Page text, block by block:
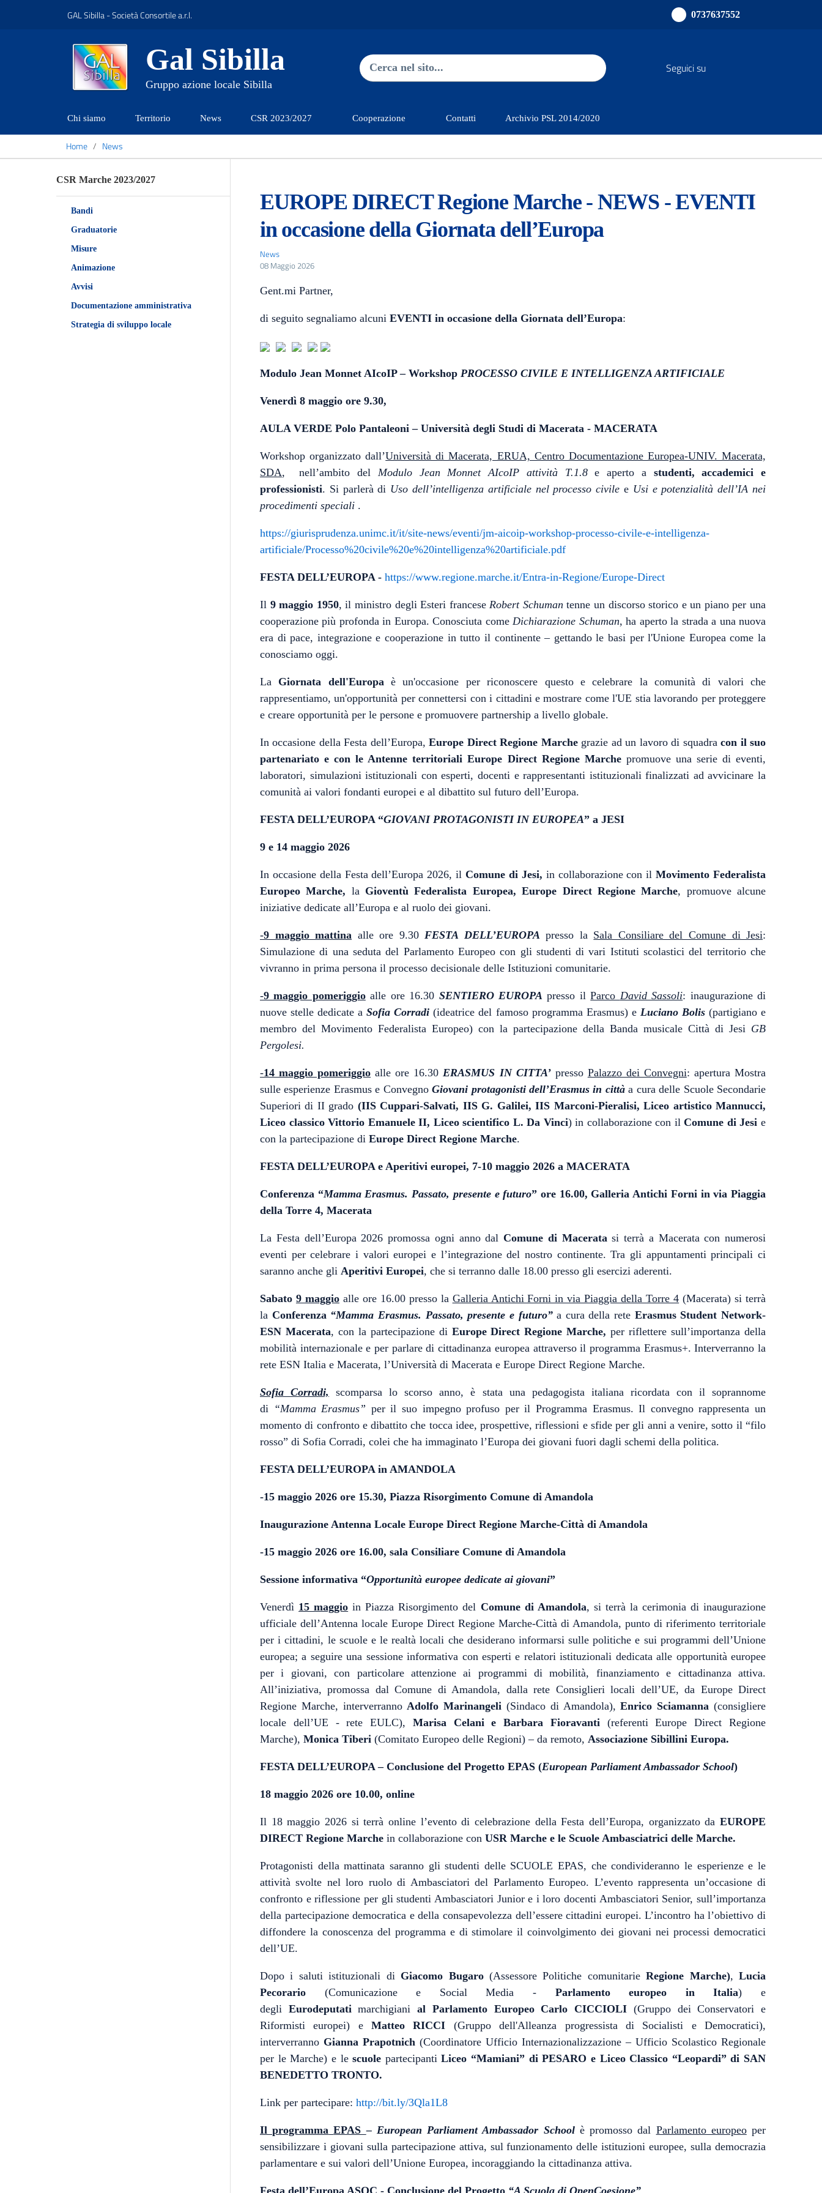
GAL Sibilla - Società Consortile a.r.l. 0737637552
Gal Sibilla
Gruppo azione locale Sibilla Ricerca nel sito
Seguici su
Chi siamo Territorio News CSR 2023/2027 Cooperazione Contatti Archivio PSL 2014/2020
Home News
CSR Marche 2023/2027
Bandi
Graduatorie
Misure
Animazione
Avvisi
Documentazione amministrativa
Strategia di sviluppo locale
EUROPE DIRECT Regione Marche - NEWS - EVENTI
in occasione della Giornata dell’Europa
News
08 Maggio 2026
Gent.mi Partner,
di seguito segnaliamo alcuni EVENTI in occasione della Giornata dell’Europa:
Modulo Jean Monnet AIcoIP – Workshop PROCESSO CIVILE E INTELLIGENZA ARTIFICIALE
Venerdì 8 maggio ore 9.30,
AULA VERDE Polo Pantaleoni – Università degli Studi di Macerata - MACERATA
Workshop organizzato dall’Università di Macerata, ERUA, Centro Documentazione Europea-UNIV. Macerata,
SDA, nell’ambito del Modulo Jean Monnet AIcoIP attività T.1.8e aperto a studenti, accademici e
professionisti. Si parlerà di Uso dell’intelligenza artificiale nel processo civile e Usi e potenzialità dell’IA nei
procedimenti speciali .
https://giurisprudenza.unimc.it/it/site-news/eventi/jm-aicoip-workshop-processo-civile-e-intelligenza-
artificiale/Processo%20civile%20e%20intelligenza%20artificiale.pdf
FESTA DELL’EUROPA - https://www.regione.marche.it/Entra-in-Regione/Europe-Direct
Il 9 maggio 1950, il ministro degli Esteri franceseRobert Schuman tenne un discorso storico e un piano per una
cooperazione più profonda in Europa. Conosciuta comeDichiarazione Schuman, ha aperto la strada a una nuova
era di pace, integrazione e cooperazione in tutto il continente – gettando le basi per l'Unione Europea come la
conosciamo oggi.
La Giornata dell'Europaè un'occasione per riconoscere questo e celebrare la comunità di valori che
rappresentiamo, un'opportunità per connettersi con i cittadini e mostrare come l'UE stia lavorando per proteggere
e creare opportunità per le persone e promuovere partnership a livello globale.
In occasione della Festa dell’Europa,Europe Direct Regione Marche grazie ad un lavoro di squadracon il suo
partenariato e con le Antenne territoriali Europe Direct Regione Marchepromuove una serie di eventi,
laboratori, simulazioni istituzionali con esperti, docenti e rappresentanti istituzionali finalizzati ad avvicinare la
comunità ai valori fondanti europei e al dibattito sul futuro dell’Europa.
FESTA DELL’EUROPA “GIOVANI PROTAGONISTI IN EUROPEA” a JESI
9 e 14 maggio 2026
In occasione della Festa dell’Europa 2026, il Comune di Jesi, in collaborazione con il Movimento Federalista
Europeo Marche, la Gioventù Federalista Europea, Europe Direct Regione Marche, promuove alcune
iniziative dedicate all’Europa e al ruolo dei giovani.
-9 maggio mattina alle ore 9.30FESTA DELL’EUROPApresso la Sala Consiliare del Comune di Jesi:
Simulazione di una seduta del Parlamento Europeo con gli studenti di vari Istituti scolastici del territorio che
vivranno in prima persona il processo decisionale delle Istituzioni comunitarie.
-9 maggio pomeriggioalle ore 16.30 SENTIERO EUROPA presso ilParco David Sassoli: inaugurazione di
nuove stelle dedicate aSofia Corradi (ideatrice del famoso programma Erasmus) e Luciano Bolis(partigiano e
membro del Movimento Federalista Europeo) con la partecipazione della Banda musicale Città di Jesi GB
Pergolesi.
-14 maggio pomeriggio alle ore 16.30ERASMUS IN CITTA’ presso Palazzo dei Convegni: apertura Mostra
sulle esperienze Erasmus e ConvegnoGiovani protagonisti dell’Erasmus in cittàa cura delle Scuole Secondarie
Superiori di II grado (IIS Cuppari-Salvati, IIS G. Galilei, IIS Marconi-Pieralisi, Liceo artistico Mannucci,
Liceo classico Vittorio Emanuele II, Liceo scientifico L. Da Vinci) in collaborazione con il Comune di Jesi e
con la partecipazione di Europe Direct Regione Marche.
FESTA DELL’EUROPA e Aperitivi europei, 7-10 maggio 2026 a MACERATA
Conferenza “Mamma Erasmus. Passato, presente e futuro” ore 16.00, Galleria Antichi Forni in via Piaggia
della Torre 4, Macerata
La Festa dell’Europa 2026 promossa ogni anno dal Comune di Maceratasi terrà a Macerata con numerosi
eventi per celebrare i valori europei e l’integrazione del nostro continente. Tra gli appuntamenti principali ci
saranno anche gli Aperitivi Europei, che si terranno dalle 18.00 presso gli esercizi aderenti.
Sabato 9 maggioalle ore 16.00 presso la Galleria Antichi Forni in via Piaggia della Torre 4 (Macerata) si terrà
la Conferenza“Mamma Erasmus. Passato, presente e futuro” a cura della rete Erasmus Student Network-
ESN Macerata, con la partecipazione di Europe Direct Regione Marche,per riflettere sull’importanza della
mobilità internazionale e per parlare di cittadinanza europea attraverso il programma Erasmus+. Interverranno la
rete ESN Italia e Macerata, l’Università di Macerata e Europe Direct Regione Marche.
Sofia Corradi,
scomparsa lo scorso anno, è stata una pedagogista italiana ricordata con il soprannome
di “Mamma Erasmus” per il suo impegno profuso per il Programma Erasmus. Il convegno rappresenta un
momento di confronto e dibattito che tocca idee, prospettive, riflessioni e sfide per gli anni a venire, sotto il “filo
rosso” di Sofia Corradi, colei che ha immaginato l’Europa dei giovani fuori dagli schemi della politica.
FESTA DELL’EUROPA in AMANDOLA
-15 maggio 2026 ore 15.30, Piazza Risorgimento Comune di Amandola
Inaugurazione Antenna Locale Europe Direct Regione Marche-Città di Amandola
-15 maggio 2026 ore 16.00, sala Consiliare Comune di Amandola
Sessione informativa “Opportunità europee dedicate ai giovani”
Venerdì 15 maggio in Piazza Risorgimento del Comune di Amandola, si terrà la cerimonia di inaugurazione
ufficiale dell’Antenna locale Europe Direct Regione Marche-Città di Amandola, punto di riferimento territoriale
per i cittadini, le scuole e le realtà locali che desiderano informarsi sulle politiche e sui programmi dell’Unione
europea; a seguire una sessione informativa con esperti e relatori istituzionali dedicata alle opportunità europee
per i giovani, con particolare attenzione ai programmi di mobilità, finanziamento e cittadinanza attiva.
All’iniziativa, promossa dal Comune di Amandola, dalla rete Consiglieri locali dell’UE, da Europe Direct
Regione Marche, interverrannoAdolfo Marinangeli(Sindaco di Amandola),Enrico Sciamanna (consigliere
locale dell’UE - rete EULC), Marisa Celani e Barbara Fioravanti(referenti Europe Direct Regione
Marche), Monica Tiberi (Comitato Europeo delle Regioni) – da remoto, Associazione Sibillini Europa.
FESTA DELL’EUROPA – Conclusione del Progetto EPAS (European Parliament Ambassador School)
18 maggio 2026 ore 10.00, online
Il 18 maggio 2026 si terrà online l’evento di celebrazione della Festa dell’Europa, organizzato da EUROPE
DIRECT Regione Marche in collaborazione con USR Marche e le Scuole Ambasciatrici delle Marche.
Protagonisti della mattinata saranno gli studenti delle SCUOLE EPAS, che condivideranno le esperienze e le
attività svolte nel loro ruolo di Ambasciatori del Parlamento Europeo. L’evento rappresenta un’occasione di
confronto e riflessione per gli studenti Ambasciatori Junior e i loro docenti Ambasciatori Senior, sull’importanza
della partecipazione democratica e della consapevolezza dell’essere cittadini europei. L’incontro ha l’obiettivo di
diffondere la conoscenza del programma e di stimolare il coinvolgimento dei giovani nei processi democratici
dell’UE.
Dopo i saluti istituzionali di Giacomo Bugaro(Assessore Politiche comunitarieRegione Marche),Lucia
Pecorario (Comunicazione e Social Media - Parlamento europeo in Italia) e
degli Eurodeputatimarchigiani al Parlamento Europeo Carlo CICCIOLI (Gruppo dei Conservatori e
Riformisti europei) eMatteo RICCI (Gruppo dell'Alleanza progressista di Socialisti e Democratici),
interverranno Gianna Prapotnich (Coordinatore Ufficio Internazionalizzazione – Ufficio Scolastico Regionale
per le Marche) e lescuole partecipantiLiceo “Mamiani” di PESARO e Liceo Classico “Leopardi” di SAN
BENEDETTO TRONTO.
Link per partecipare: http://bit.ly/3Qla1L8
Il programma EPAS– European Parliament Ambassador Schoolè promosso dal Parlamento europeoper
sensibilizzare i giovani sulla partecipazione attiva, sul funzionamento delle istituzioni europee, sulla democrazia
parlamentare e sui valori dell’Unione Europea, incoraggiando la cittadinanza attiva.
Festa dell’Europa ASOC - Conclusione del Progetto “A Scuola di OpenCoesione”